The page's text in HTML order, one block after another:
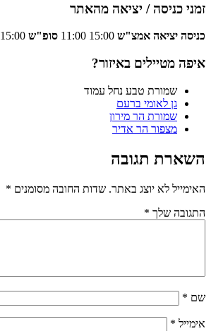
זמני כניסה / יציאה מהאתר
כניסה יציאה אמצ"ש 15:00
11:00 סופ"ש 15:00
איפה מטיילים באיזור?
שמורת טבע נחל עמוד
גן לאומי ברעם
שמורת הר מירון
מצפור הר אדיר
השארת תגובה
האימייל לא יוצג באתר. שדות החובה מסומנים *
התגובה שלך *
שם *
אימייל *